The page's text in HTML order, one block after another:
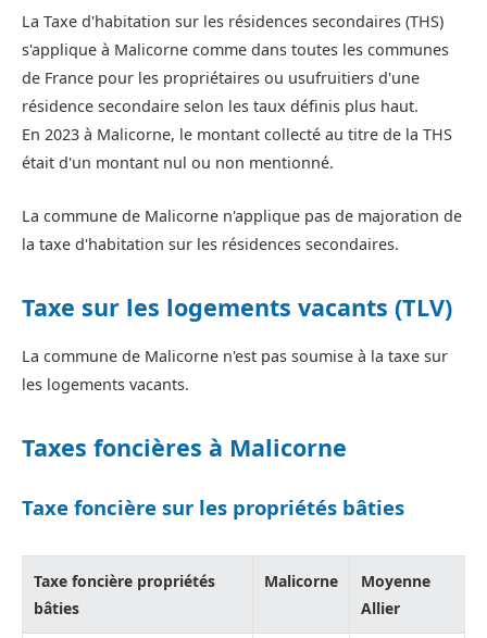
La Taxe d'habitation sur les résidences secondaires (THS)
s'applique à Malicorne comme dans toutes les communes
de France pour les propriétaires ou usufruitiers d'une
résidence secondaire selon les taux définis plus haut.
En 2023 à Malicorne, le montant collecté au titre de la THS
était d'un montant nul ou non mentionné.
La commune de Malicorne n'applique pas de majoration de
la taxe d'habitation sur les résidences secondaires.
Taxe sur les logements vacants (TLV)
La commune de Malicorne n'est pas soumise à la taxe sur
les logements vacants.
Taxes foncières à Malicorne
Taxe foncière sur les propriétés bâties
Taxe foncière propriétés
bâties
Malicorne
Moyenne
Allier